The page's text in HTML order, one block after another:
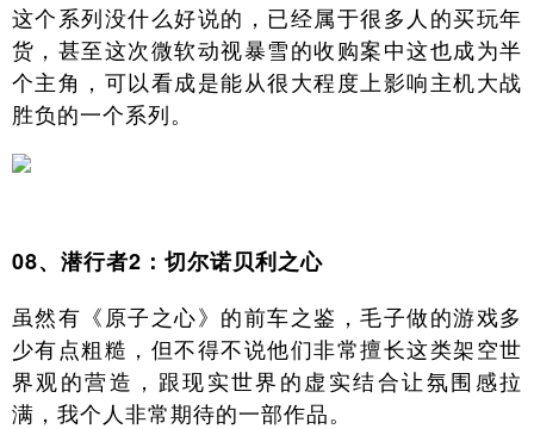
这个系列没什么好说的，已经属于很多人的买玩年
货，甚至这次微软动视暴雪的收购案中这也成为半
个主角，可以看成是能从很大程度上影响主机大战
胜负的一个系列。
08、潜行者2：切尔诺贝利之心
虽然有《原子之心》的前车之鉴，毛子做的游戏多
少有点粗糙，但不得不说他们非常擅长这类架空世
界观的营造，跟现实世界的虚实结合让氛围感拉
满，我个人非常期待的一部作品。